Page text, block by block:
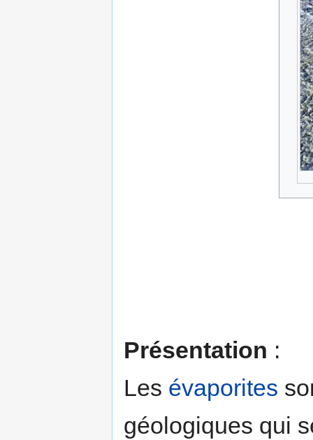
Présentation :
Les évaporites
géologiques qui